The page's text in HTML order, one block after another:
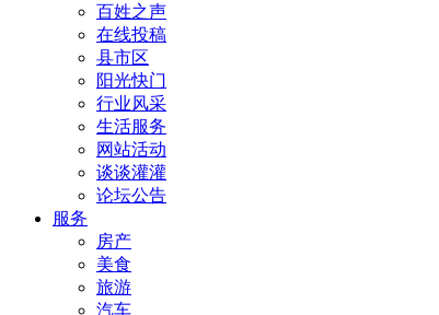
百姓之声
在线投稿
县市区
阳光快门
行业风采
生活服务
网站活动
谈谈灌灌
论坛公告
服务
房产
美食
旅游
汽车